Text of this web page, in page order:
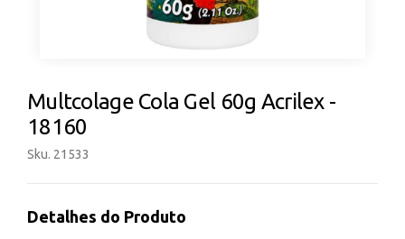
Multcolage Cola Gel 60g Acrilex -
18160
Sku. 21533
Detalhes do Produto